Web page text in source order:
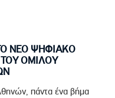
ΤΟ ΝΕΟ ΨΗΦΙΑΚΟ
ΟΜΙΛΟΥ
πάντα ένα βήμα